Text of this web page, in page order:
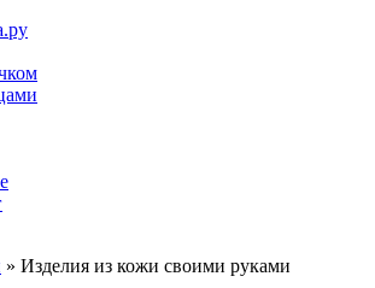
» Изделия из кожи своими руками